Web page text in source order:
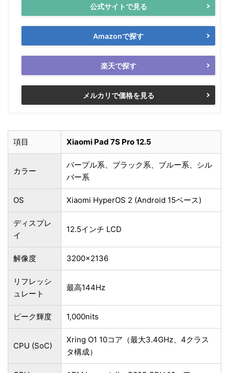
公式サイトで見る
Amazonで探す
楽天で探す
メルカリで価格を見る
項目 Xiaomi Pad 7S Pro 12.5
カラー
パープル系、ブラック系、ブルー系、シル
バー系
OS Xiaomi HyperOS 2 (Android 15ベース)
ディスプレ
イ
12.5インチ LCD
解像度 3200×2136
リフレッシ
ュレート
最高144Hz
ピーク輝度 1,000nits
CPU (SoC)
Xring O1 10コア（最大3.4GHz、4クラス
タ構成）